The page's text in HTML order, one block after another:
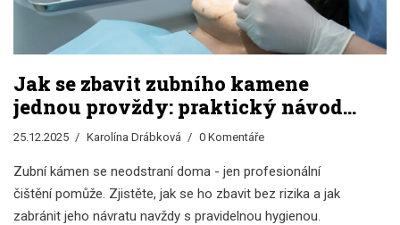
Jak se zbavit zubního kamene
jednou provždy: praktický návod
bez újmy na zdraví
25.12.2025 Karolína Drábková 0 Komentáře
Zubní kámen se neodstraní doma - jen profesionální
čištění pomůže. Zjistěte, jak se ho zbavit bez rizika a jak
zabránit jeho návratu navždy s pravidelnou hygienou.